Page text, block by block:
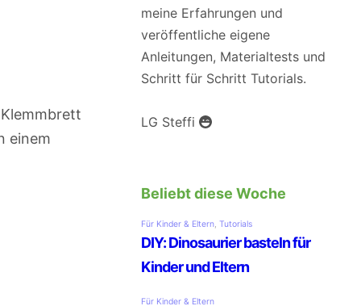
einem
meine Erfahrungen und
veröffentliche eigene
Anleitungen, Materialtests und
Schritt für Schritt Tutorials.
LG Steffi
Beliebt diese Woche